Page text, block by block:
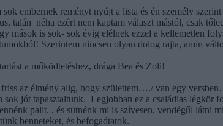
sok embernek reményt nyújt a lista és én személy
talán néha ezért nem kaptam választ mástól, csak
mások is sok- sok évig elélnek ezzel a kellemetlen
Szerintem nincsen olyan dolog rajta, amin
a működtetéshez, drága Bea és Zoli!
az élmény alig, hogy születtem…./ van egy
sok jót tapasztaltunk. Legjobban ez a családias légkör
palit. , és sütnénk mi is szívesen, vendégűl látni
benneteket, és befogadtatok.